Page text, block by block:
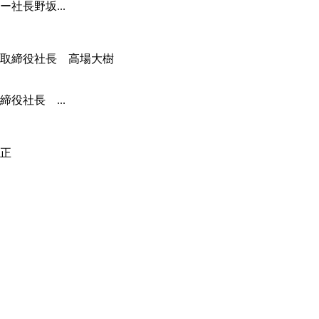
社長野坂...
締役社長 ...